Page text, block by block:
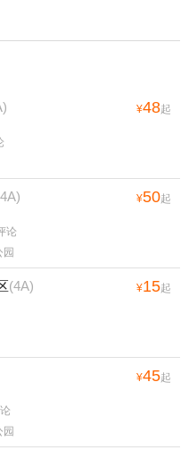
¥48起
¥50起
论
园
(4A) ¥15起
¥45起
园